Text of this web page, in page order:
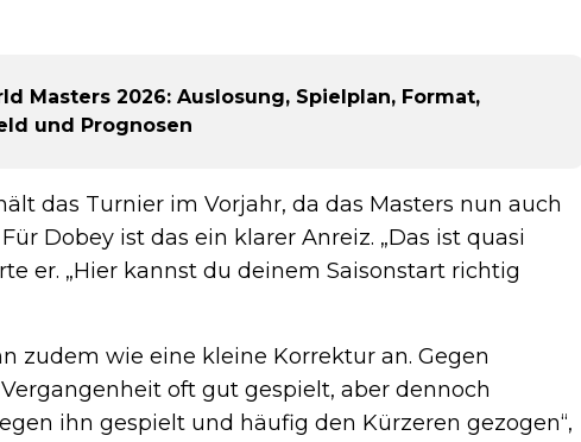
Masters 2026: Auslosung, Spielplan, Format,
und Prognosen
das Turnier im Vorjahr, da das Masters nun auch
Dobey ist das ein klarer Anreiz. „Das ist quasi
er. „Hier kannst du deinem Saisonstart richtig
zudem wie eine kleine Korrektur an. Gegen
oft gut gespielt, aber dennoch
ihn gespielt und häufig den Kürzeren gezogen“,